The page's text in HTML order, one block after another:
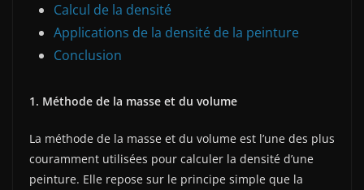
Calcul de la densité
Applications de la densité de la peinture
Conclusion
1. Méthode de la masse et du volume
La méthode de la masse et du volume est l’une des plus
couramment utilisées pour calculer la densité d’une
peinture. Elle repose sur le principe simple que la